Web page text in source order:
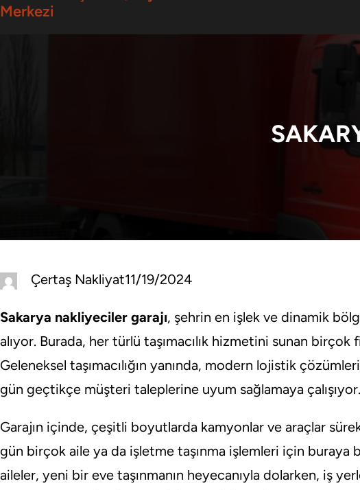
Merkezi
Çertaş Nakliyat11/19/2024
Sakarya nakliyeciler garajı, şehrin en işlek ve dinamik
alıyor. Burada, her türlü taşımacılık hizmetini sunan birçok
Geleneksel taşımacılığın yanında, modern lojistik
gün geçtikçe müşteri taleplerine uyum sağlamaya çalışıyor.
Garajın içinde, çeşitli boyutlarda kamyonlar ve araçlar
gün birçok aile ya da işletme taşınma işlemleri için buraya
aileler, yeni bir eve taşınmanın heyecanıyla dolarken, iş